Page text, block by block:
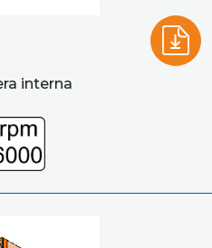
interna